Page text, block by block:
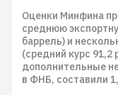
Оценки Минфина
среднюю
баррель) и
(средний курс 91,2
дополнительные
в ФНБ, составили